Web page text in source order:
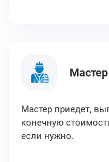
Мастер приедет,
конечную
если нужно.